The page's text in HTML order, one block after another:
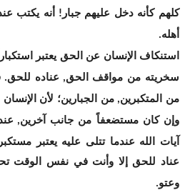
كلهم كأنه دخل عليهم جبار !
أنه يكتب
أهله.
استنكاف الإنسان عن الحق يعتبر
سخريته من مواقف الحق, عناده للحق.
من المتكبرين, من الجبارين؛ لأن الإنسان
وإن كان مستضعفاً من جانب آخرين,
آيات الله عندما تتلى عليه يعتبر
عناد للحق إلا وأنت في نفس الوقت
وعتو.